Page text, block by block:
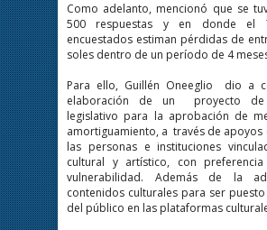
Como adelanto, mencionó que se
500 respuestas y en donde el
encuestados estiman pérdidas de
soles dentro de un período de 4
Para ello, Guillén Oneeglio dio a
elaboración de un proyecto
legislativo para la aprobación de
amortiguamiento, a través de apoyos
las personas e instituciones
cultural y artístico, con
vulnerabilidad. Además de la
contenidos culturales para ser
del público en las plataformas